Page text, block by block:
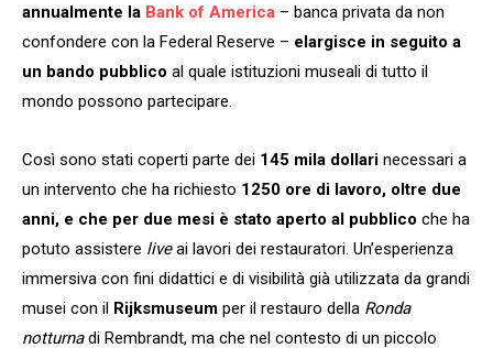
annualmente la Bank of America – banca privata da non
confondere con la Federal Reserve – elargisce in seguito a
un bando pubblico al quale istituzioni museali di tutto il
mondo possono partecipare.
Così sono stati coperti parte dei 145 mila dollari necessari a
un intervento che ha richiesto 1250 ore di lavoro, oltre due
anni, e che per due mesi è stato aperto al pubblico che ha
potuto assistere liveai lavori dei restauratori. Un’esperienza
immersiva con fini didattici e di visibilità già utilizzata da grandi
musei con il Rijksmuseum per il restauro della Ronda
notturnadi Rembrandt, ma che nel contesto di un piccolo